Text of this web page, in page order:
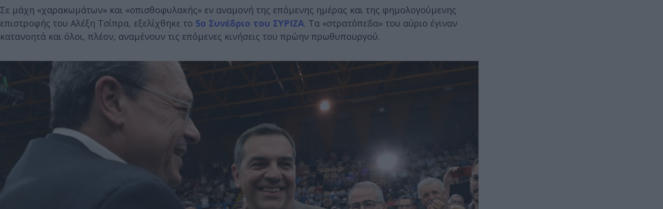
Σε μάχη «χαρακωμάτων» και «οπισθοφυλακής» εν αναμονή της επόμενης ημέρας και της φημολογούμενης
επιστροφής του Αλέξη Τσίπρα, εξελίχθηκε το 5ο Συνέδριο του ΣΥΡΙΖΑ. Τα «στρατόπεδα» του αύριο έγιναν
κατανοητά και όλοι, πλέον, αναμένουν τις επόμενες κινήσεις του πρώην πρωθυπουργού.